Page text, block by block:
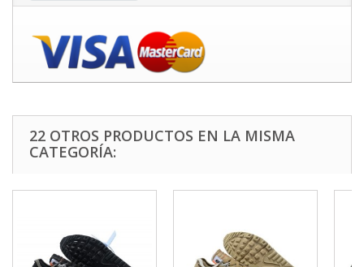
22 OTROS PRODUCTOS EN LA MISMA
CATEGORÍA: